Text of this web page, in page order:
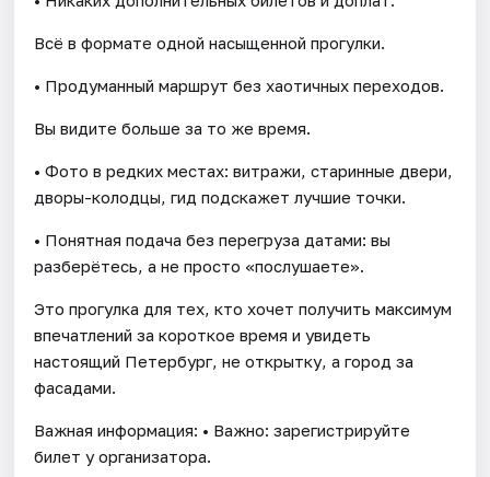
Всё в формате одной насыщенной прогулки.
• Продуманный маршрут без хаотичных переходов.
Вы видите больше за то же время.
• Фото в редких местах: витражи, старинные двери,
дворы-колодцы, гид подскажет лучшие точки.
• Понятная подача без перегруза датами: вы
разберётесь, а не просто «послушаете».
Это прогулка для тех, кто хочет получить максимум
впечатлений за короткое время и увидеть
настоящий Петербург, не открытку, а город за
фасадами.
Важная информация: • Важно: зарегистрируйте
билет у организатора.